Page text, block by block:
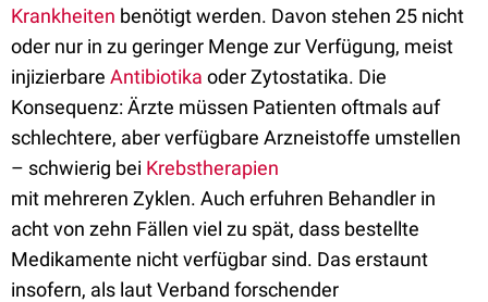
Krankheiten benötigt werden. Davon stehen 25 nicht
oder nur in zu geringer Menge zur Verfügung, meist
injizierbare Antibiotika oder Zytostatika. Die
Konsequenz: Ärzte müssen Patienten oftmals auf
schlechtere, aber verfügbare Arzneistoffe umstellen
– schwierig bei Krebstherapien
mit mehreren Zyklen. Auch erfuhren Behandler in
acht von zehn Fällen viel zu spät, dass bestellte
Medikamente nicht verfügbar sind. Das erstaunt
insofern, als laut Verband forschender